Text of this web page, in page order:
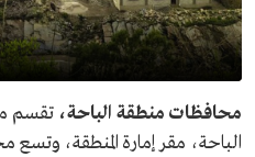
محافظات منطقة الباحة، تقسم
الباحة، مقر إمارة المنطقة،